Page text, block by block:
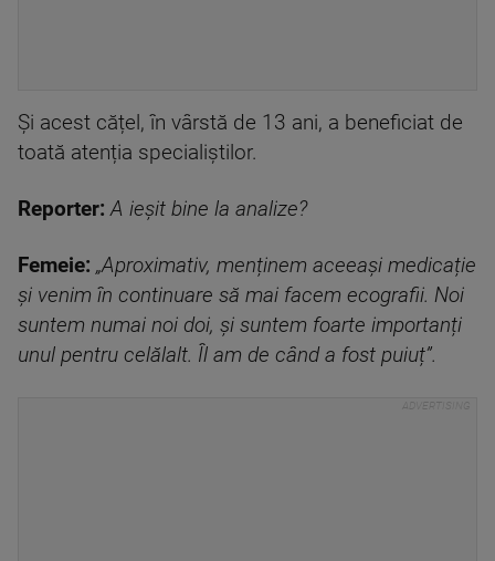
Și acest cățel, în vârstă de 13 ani, a beneficiat de
toată atenția specialiștilor.
Reporter: A ieșit bine la analize?
Femeie: „Aproximativ, menținem aceeași medicație
și venim în continuare să mai facem ecografii. Noi
suntem numai noi doi, și suntem foarte importanți
unul pentru celălalt. Îl am de când a fost puiuț”.